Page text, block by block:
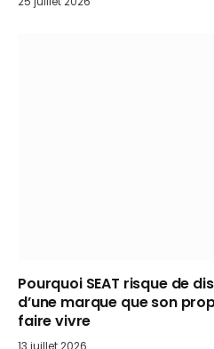
Pourquoi SEAT risque de
d’une marque que son
faire vivre
13 juillet 2026